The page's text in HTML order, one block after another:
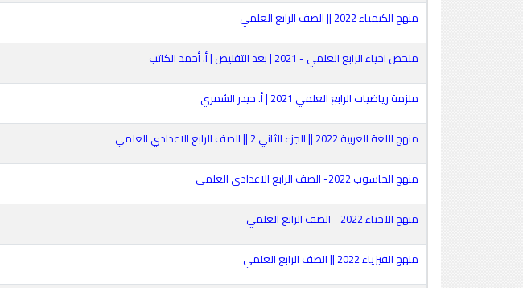
منهج الكيمياء 2022 || الصف الرابع العلمي
ملخص احياء الرابع العلمي - 2021 | بعد التقليص | أ. أحمد الكاتب
ملزمة رياضيات الرابع العلمي 2021 | أ. حيدر الشمري
منهج اللغة العربية 2022 || الجزء الثاني 2 || الصف الرابع الاعدادي العلمي
منهج الحاسوب 2022- الصف الرابع الاعدادي العلمي
منهج الاحياء 2022 - الصف الرابع العلمي
منهج الفيزياء 2022 || الصف الرابع العلمي